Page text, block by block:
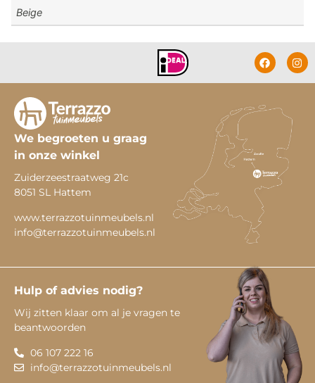
Beige
We begroeten u graag
in onze winkel
Zuiderzeestraatweg 21c
8051 SL Hattem
www.terrazzotuinmeubels.nl
info@terrazzotuinmeubels.nl
Hulp of advies nodig?
Wij zitten klaar om al je vragen te
beantwoorden
06 107 222 16
info@terrazzotuinmeubels.nl